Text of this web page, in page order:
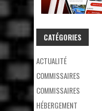
CATÉGORIES
ACTUALITÉ
COMMISSAIRES
COMMISSAIRES
HÉBERGEMENT